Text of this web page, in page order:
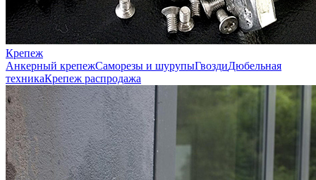
Крепеж
Анкерный крепежСаморезы и шурупыГвоздиДюбельная
техникаКрепеж распродажа